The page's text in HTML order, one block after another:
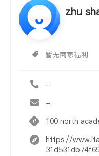
zhu
暂无商家福利
-
-
100 north
https://